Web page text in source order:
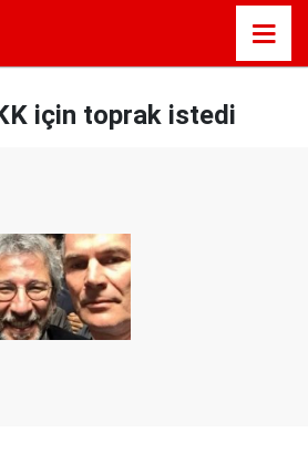
için toprak istedi